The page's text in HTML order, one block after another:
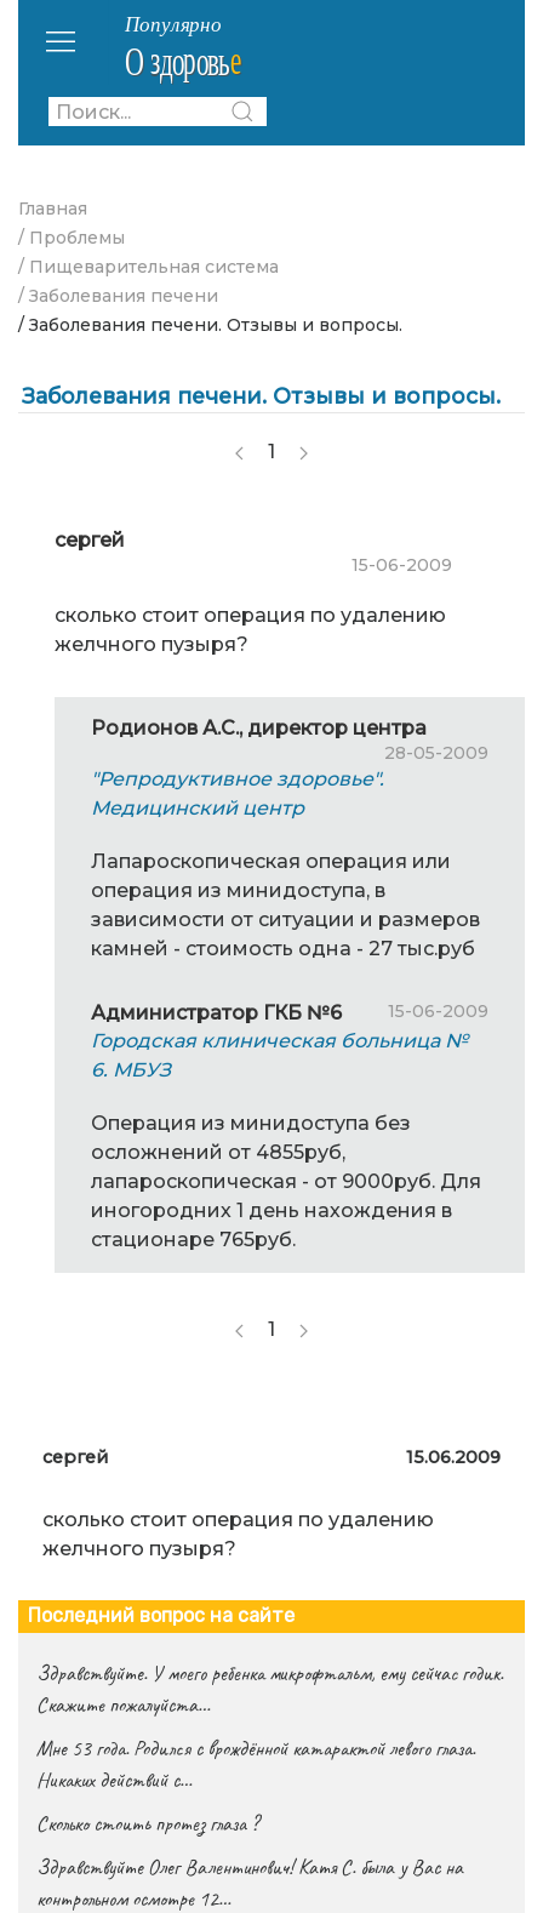
Главная
/ Проблемы
/ Пищеварительная система
/ Заболевания печени
/ Заболевания печени. Отзывы и вопросы.
Заболевания печени. Отзывы и вопросы.
1
сергей
15-06-2009
сколько стоит операция по удалению
желчного пузыря?
Родионов А.С., директор центра
28-05-2009
"Репродуктивное здоровье".
Медицинский центр
Лапароскопическая операция или
операция из минидоступа, в
зависимости от ситуации и размеров
камней - стоимость одна - 27 тыс.руб
Администратор ГКБ №6 15-06-2009
Городская клиническая больница №
6. МБУЗ
Операция из минидоступа без
осложнений от 4855руб,
лапароскопическая - от 9000руб. Для
иногородних 1 день нахождения в
стационаре 765руб.
1
сергей 15.06.2009
сколько стоит операция по удалению
желчного пузыря?
Последний вопрос на сайте
Здравствуйте. У моего ребенка микрофтальм, ему сейчас годик.
Скажите пожалуйста…
Мне 53 года. Родился с врождённой катарактой левого глаза.
Никаких действий с…
Сколько стоить протез глаза ?
Здравствуйте Олег Валентинович! Катя С. была у Вас на
контрольном осмотре 12…